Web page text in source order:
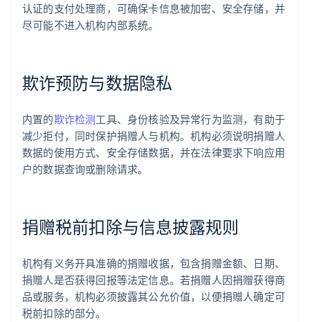
认证的支付处理商，可确保卡信息被加密、安全存储，并
尽可能不进入机构内部系统。
欺诈预防与数据隐私
内置的欺诈检测工具、身份核验及异常行为监测，有助于
减少拒付，同时保护捐赠人与机构。机构必须说明捐赠人
数据的使用方式、安全存储数据，并在法律要求下响应用
户的数据查询或删除请求。
捐赠税前扣除与信息披露规则
机构有义务开具准确的捐赠收据，包含捐赠金额、日期、
捐赠人是否获得回报等法定信息。若捐赠人因捐赠获得商
品或服务，机构必须披露其公允价值，以便捐赠人确定可
税前扣除的部分。